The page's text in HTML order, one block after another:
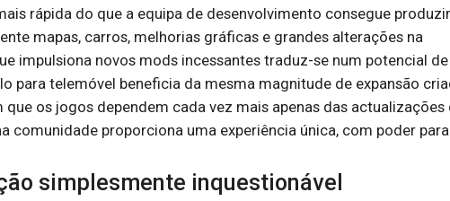
rápida do que a equipa de desenvolvimento consegue produzir
mapas, carros, melhorias gráficas e grandes alterações na
impulsiona novos mods incessantes traduz-se num potencial de
para telemóvel beneficia da mesma magnitude de expansão
os jogos dependem cada vez mais apenas das actualizações
comunidade proporciona uma experiência única, com poder
simplesmente inquestionável